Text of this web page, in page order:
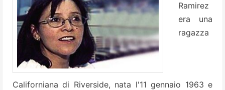
Ramirez
era una
ragazza
Californiana di Riverside, nata l'11 gennaio 1963 e